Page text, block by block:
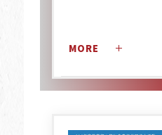
MORE